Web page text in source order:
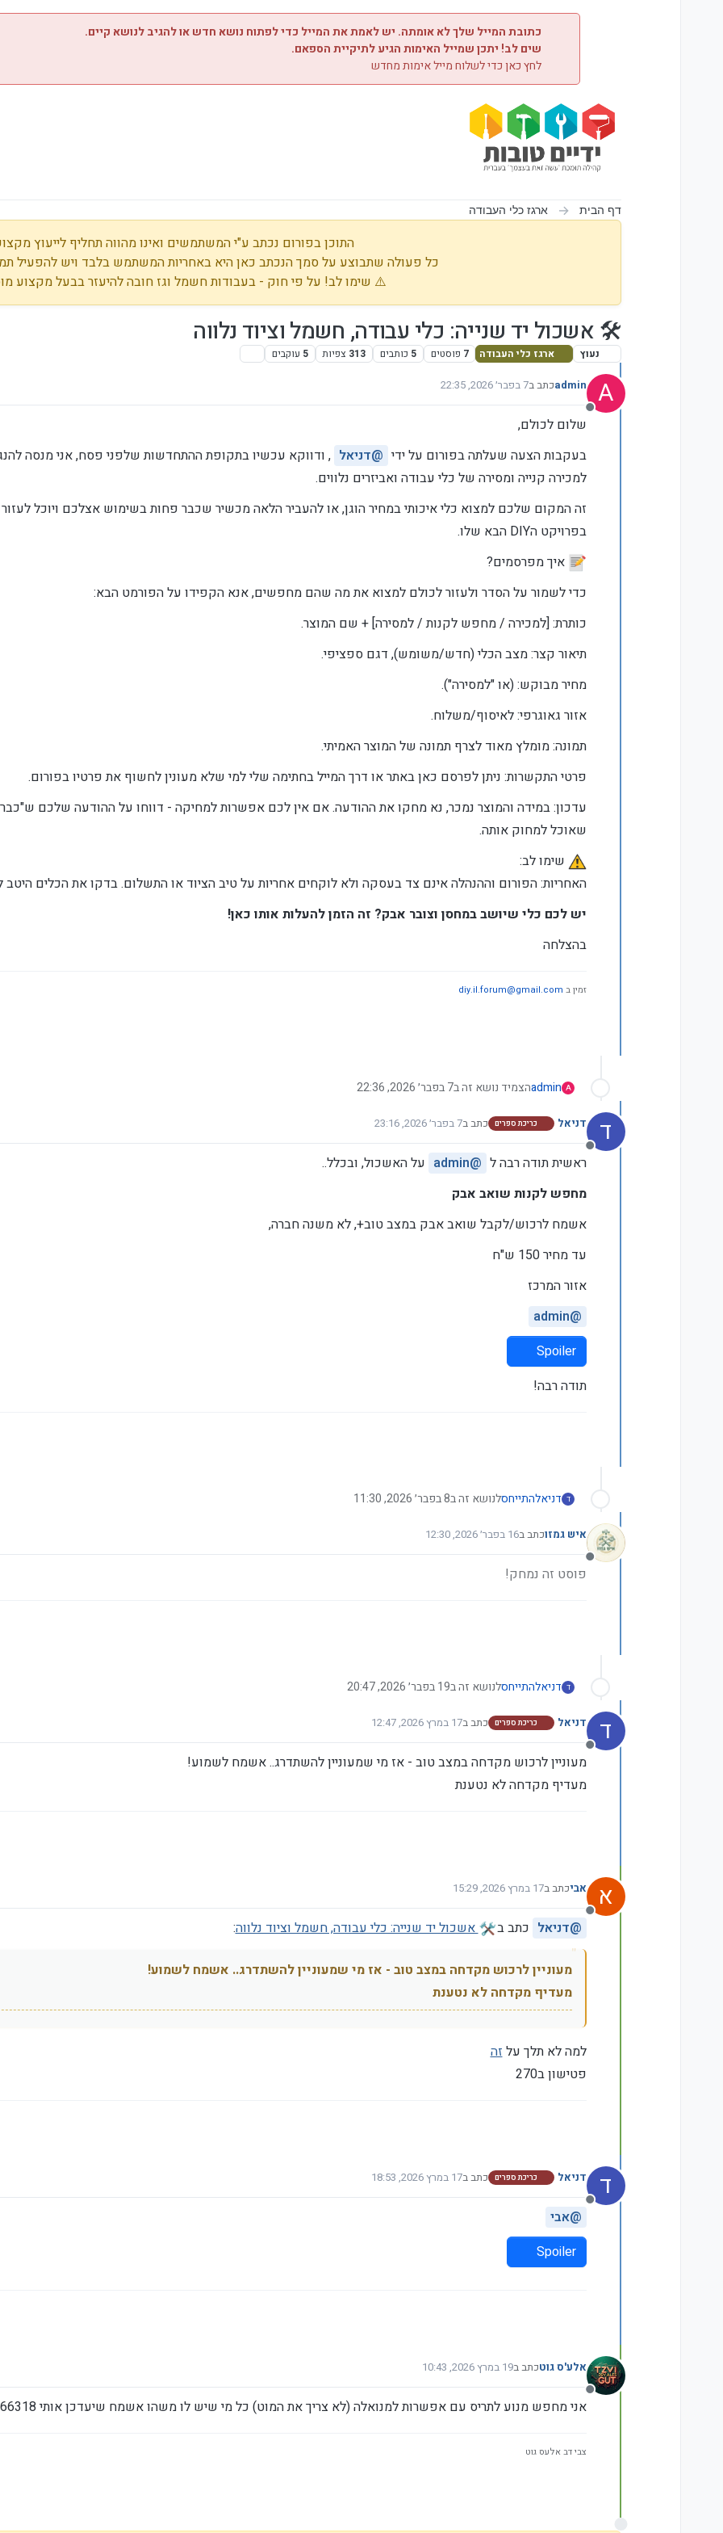
כתובת המייל שלך לא אומתה. יש לאמת את המייל כדי לפתוח נושא חדש או להגיב לנושא קיים.
שים לב! יתכן שמייל האימות הגיע לתיקיית הספאם.
לחץ כאן כדי לשלוח מייל אימות מחדש
דף הבית ארגז כלי העבודה
התוכן בפורום נכתב ע"י המשתמשים ואינו מהווה תחליף לייעוץ
כל פעולה שתבוצע על סמך הנכתב כאן היא באחריות המשתמש בלבד ויש להפעיל
⚠️ שימו לב! על פי חוק - בעבודות חשמל וגז חובה להיעזר בבעל מקצוע
🛠️ אשכול יד שנייה: כלי עבודה, חשמל וציוד נלווה
נעוץ ארגז כלי העבודה 7 פוסטים 5 כותבים 313 צפיות 5 עוקבים
A
מנותק
adminכתב ב7 בפבר׳ 2026, 22:35
נערך לאחרונה על ידי
שלום לכולם,
בעקבות הצעה שעלתה בפורום על ידי @דניאל , ודווקא עכשיו בתקופת ההתחדשות שלפני פסח, אני מנסה
למכירה קנייה ומסירה של כלי עבודה ואביזרים נלווים.
זה המקום שלכם למצוא כלי איכותי במחיר הוגן, או להעביר הלאה מכשיר שכבר פחות בשימוש אצלכם ויוכל
בפרויקט הDIY הבא שלו.
איך מפרסמים?
כדי לשמור על הסדר ולעזור לכולם למצוא את מה שהם מחפשים, אנא הקפידו על הפורמט הבא:
כותרת: [למכירה / מחפש לקנות / למסירה] + שם המוצר.
תיאור קצר: מצב הכלי (חדש/משומש), דגם ספציפי.
מחיר מבוקש: (או "למסירה").
אזור גאוגרפי: לאיסוף/משלוח.
תמונה: מומלץ מאוד לצרף תמונה של המוצר האמיתי.
פרטי התקשרות: ניתן לפרסם כאן באתר או דרך המייל בחתימה שלי למי שלא מעונין לחשוף את פרטיו בפורום.
עדכון: במידה והמוצר נמכר, נא מחקו את ההודעה. אם אין לכם אפשרות למחיקה - דווחו על ההודעה שלכם ש"כבר
שאוכל למחוק אותה.
️ שימו לב:
האחריות: הפורום וההנהלה אינם צד בעסקה ולא לוקחים אחריות על טיב הציוד או התשלום. בדקו את הכלים היטב
יש לכם כלי שיושב במחסן וצובר אבק? זה הזמן להעלות אותו כאן!
בהצלחה
זמין ב diy.il.forum@gmail.com
A
adminהצמיד נושא זה ב7 בפבר׳ 2026, 22:36
ד
מנותק
דניאל כריכת ספרים כתב ב7 בפבר׳ 2026, 23:16
נערך לאחרונה על ידי
ראשית תודה רבה ל @
admin על האשכול, ובכלל..
מחפש לקנות שואב אבק
אשמח לרכוש/לקבל שואב אבק במצב טוב+, לא משנה חברה,
עד מחיר 150 ש"ח
אזור המרכז
@
admin
Spoiler
תודה רבה!
ד דניאלהתייחסלנושא זה ב8 בפבר׳ 2026, 11:30
מנותק
איש גמזוכתב ב16 בפבר׳ 2026, 12:30
נערך לאחרונה על ידי איש גמזו
פוסט זה נמחק!
ד דניאלהתייחסלנושא זה ב19 בפבר׳ 2026, 20:47
ד
מנותק
דניאל כריכת ספרים כתב ב17 במרץ 2026, 12:47
נערך לאחרונה על ידי
מעוניין לרכוש מקדחה במצב טוב - אז מי שמעוניין להשתדרג.. אשמח לשמוע!
מעדיף מקדחה לא נטענת
א
מנותק
אביכתב ב17 במרץ 2026, 15:29
נערך לאחרונה על ידי
@דניאל כתב ב ️ אשכול יד שנייה: כלי עבודה, חשמל וציוד נלווה:
מעוניין לרכוש מקדחה במצב טוב - אז מי שמעוניין להשתדרג.. אשמח לשמוע!
מעדיף מקדחה לא נטענת
למה לא תלך עלזה
פטישון ב270
ד
מנותק
דניאל כריכת ספרים כתב ב17 במרץ 2026, 18:53
נערך לאחרונה על ידי
@אבי
Spoiler
מנותק
אלע'ס גוטכתב ב19 במרץ 2026, 10:43
נערך לאחרונה על ידי
אני מחפש מנוע לתריס עם אפשרות למנואלה (לא צריך את המוט) כל מי שיש לו משהו אשמח שיעדכן אותי 0556766318
צבי דב אלעס גוט